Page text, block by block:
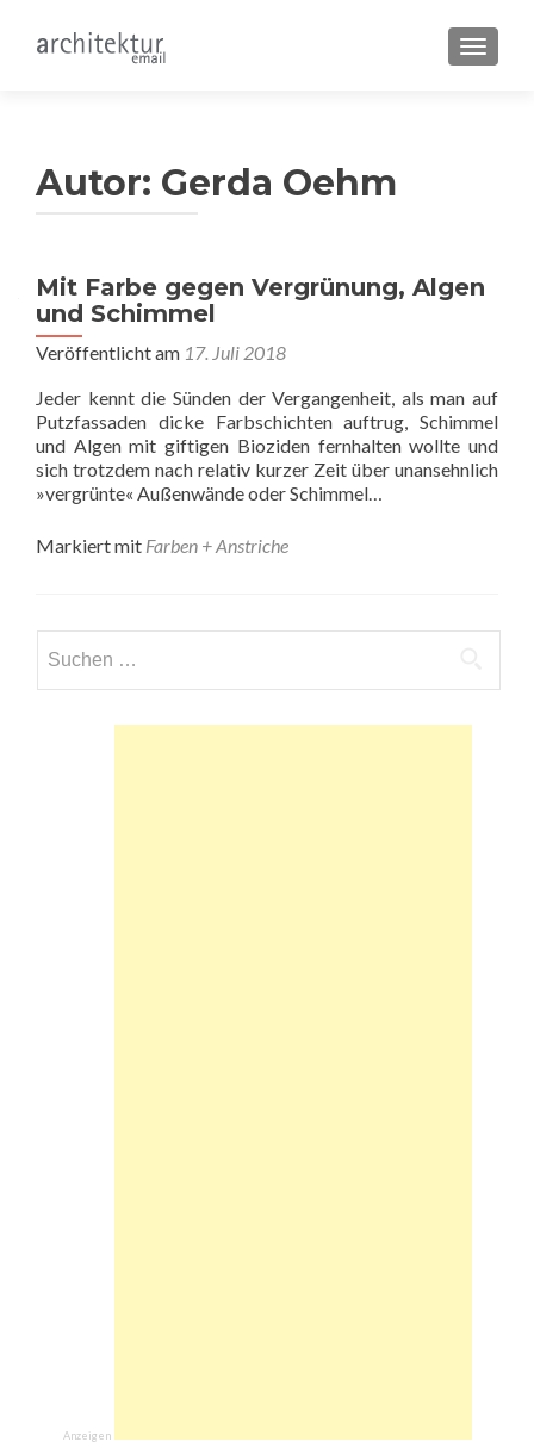
Autor: Gerda Oehm
Mit Farbe gegen Vergrünung, Algen
und Schimmel
Veröffentlicht am 17. Juli 2018
Jeder kennt die Sünden der Vergangenheit, als man auf
Putzfassaden dicke Farbschichten auftrug, Schimmel
und Algen mit giftigen Bioziden fernhalten wollte und
sich trotzdem nach relativ kurzer Zeit über unansehnlich
»vergrünte« Außenwände oder Schimmel…
Markiert mit Farben + Anstriche
nach:
Anzeigen